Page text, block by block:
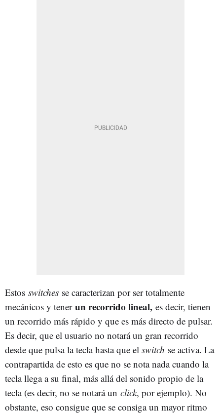
Estos switches se caracterizan por ser totalmente
mecánicos y tener un recorrido lineal, es decir, tienen
un recorrido más rápido y que es más directo de pulsar.
Es decir, que el usuario no notará un gran recorrido
desde que pulsa la tecla hasta que el switch se activa. La
contrapartida de esto es que no se nota nada cuando la
tecla llega a su final, más allá del sonido propio de la
tecla (es decir, no se notará un click, por ejemplo). No
obstante, eso consigue que se consiga un mayor ritmo